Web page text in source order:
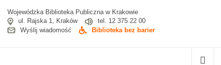
Wojewódzka Biblioteka Publiczna w Krakowie
ul. Rajska 1, Kraków
tel. 12 375 22 00
Wyślij wiadomość
Biblioteka bez barier